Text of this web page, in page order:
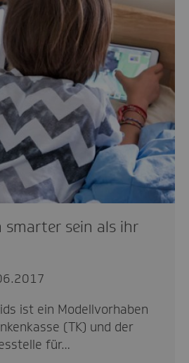
smarter sein als ihr
ist ein Modellvorhaben
(TK) und der
für…